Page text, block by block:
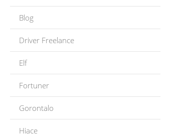
Blog
Driver Freelance
Elf
Fortuner
Gorontalo
Hiace